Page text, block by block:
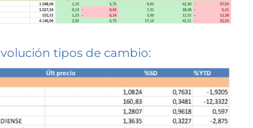
tipos de cambio: